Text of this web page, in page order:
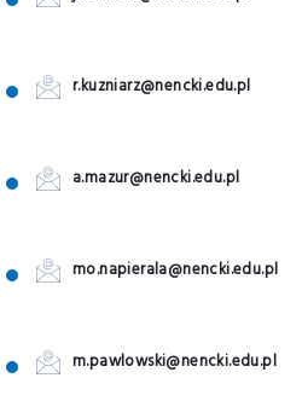
r.kuzniarz@nencki.edu.pl
a.mazur@nencki.edu.pl
mo.napierala@nencki.edu.pl
m.pawlowski@nencki.edu.pl